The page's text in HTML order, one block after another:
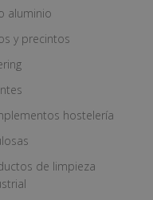
aluminio
y precintos
hostelería
de limpieza